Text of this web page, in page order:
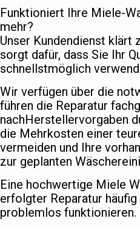
Funktioniert Ihre Miele-
mehr?
Unser Kundendienst klärt
sorgt dafür, dass Sie Ihr
schnellstmöglich
Wir verfügen über die
führen die Reparatur
nachHerstellervorgaben
die Mehrkosten einer
vermeiden und Ihre
zur geplanten
Eine hochwertige Miele
erfolgter Reparatur
problemlos funktionieren.